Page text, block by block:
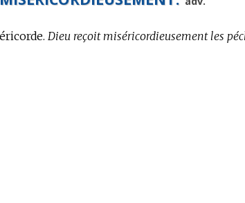
Dieu reçoit miséricordieusement les